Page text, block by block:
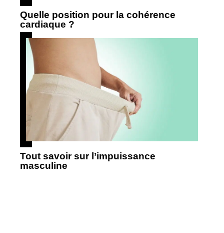
Quelle position pour la cohérence
cardiaque ?
Tout savoir sur l’impuissance
masculine